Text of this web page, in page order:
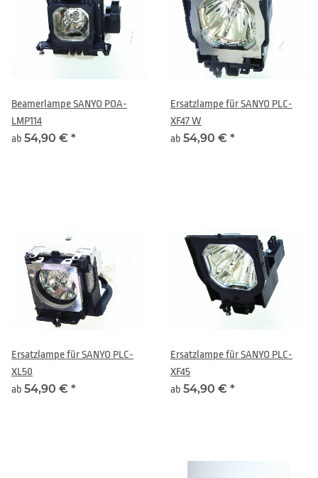
Beamerlampe SANYO POA-
LMP114
ab 54,90 € *
Ersatzlampe für SANYO PLC-
XF47 W
ab 54,90 € *
Ersatzlampe für SANYO PLC-
XL50
ab 54,90 € *
Ersatzlampe für SANYO PLC-
XF45
ab 54,90 € *